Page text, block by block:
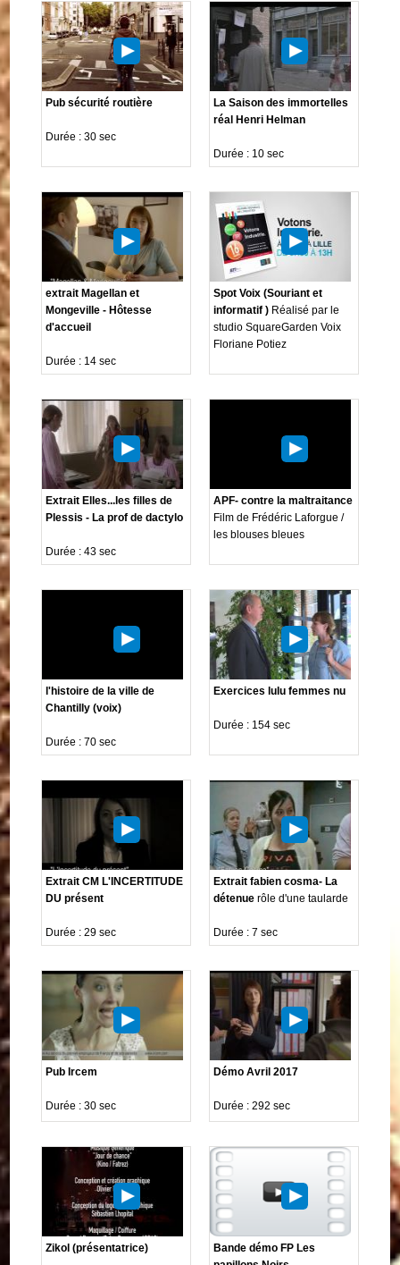
Pub sécurité routière
Durée : 30 sec
La Saison des immortelles
réal Henri Helman
Durée : 10 sec
extrait Magellan et
Mongeville - Hôtesse
d'accueil
Durée : 14 sec
Spot Voix (Souriant et
informatif ) Réalisé par le
studio SquareGarden Voix
Floriane Potiez
Extrait Elles...les filles de
Plessis - La prof de dactylo
Durée : 43 sec
APF- contre la maltraitance
Film de Frédéric Laforgue /
les blouses bleues
l'histoire de la ville de
Chantilly (voix)
Durée : 70 sec
Exercices lulu femmes nu
Durée : 154 sec
Extrait CM L'INCERTITUDE
DU présent
Durée : 29 sec
Extrait fabien cosma- La
détenue rôle d'une taularde
Durée : 7 sec
Pub Ircem
Durée : 30 sec
Démo Avril 2017
Durée : 292 sec
Zikol (présentatrice)
Bande démo FP Les